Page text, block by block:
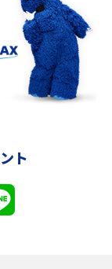
スペックを比較し
いをわかりやすく
能を徹底比較
移行方法をわかり
ト